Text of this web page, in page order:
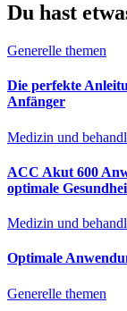
Du hast
Generelle themen
Die perfekte
Anfänger
Medizin und
ACC Akut 600
optimale
Medizin und
Optimale
Generelle themen